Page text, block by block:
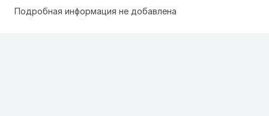
Подробная информация не добавлена